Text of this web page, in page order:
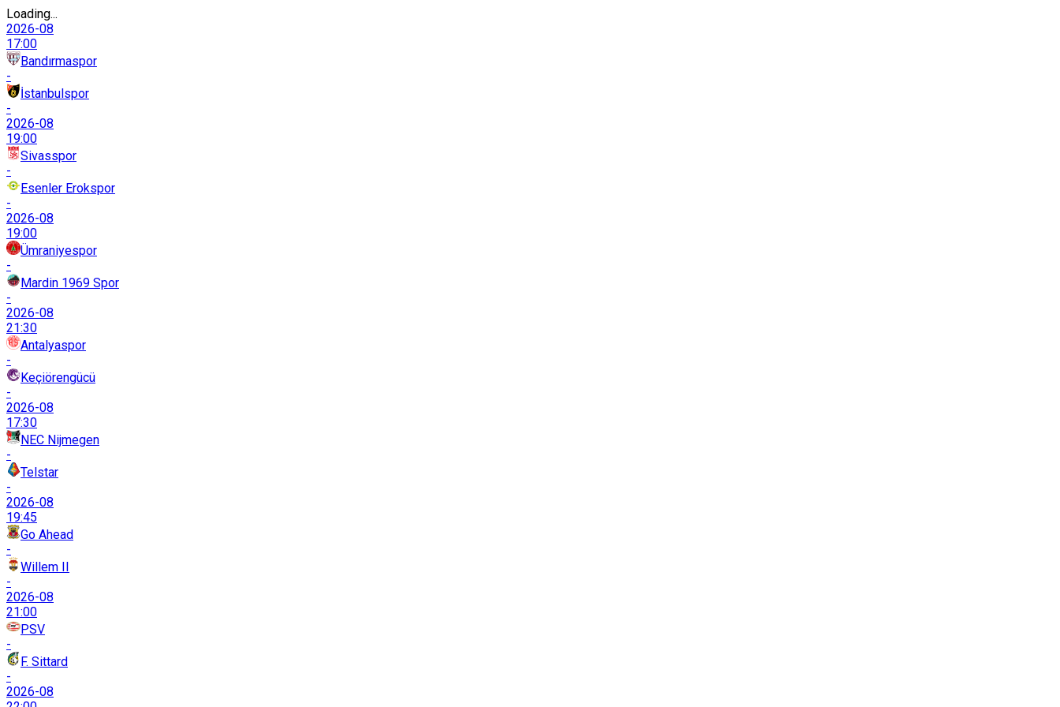
Loading...
2026-08
17:00
Bandırmaspor
-
İstanbulspor
-
2026-08
19:00
Sivasspor
-
Esenler Erokspor
-
2026-08
19:00
Ümraniyespor
-
Mardin 1969 Spor
-
2026-08
21:30
Antalyaspor
-
Keçiörengücü
-
2026-08
17:30
NEC Nijmegen
-
Telstar
-
2026-08
19:45
Go Ahead
-
Willem II
-
2026-08
21:00
PSV
-
F. Sittard
-
2026-08